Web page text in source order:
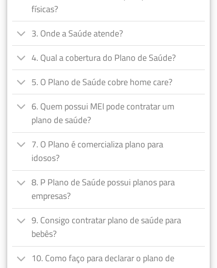
físicas?
3. Onde a Saúde atende?
4. Qual a cobertura do Plano de Saúde?
5. O Plano de Saúde cobre home care?
6. Quem possui MEI pode contratar um
plano de saúde?
7. O Plano é comercializa plano para
idosos?
8. P Plano de Saúde possui planos para
empresas?
9. Consigo contratar plano de saúde para
bebês?
10. Como faço para declarar o plano de